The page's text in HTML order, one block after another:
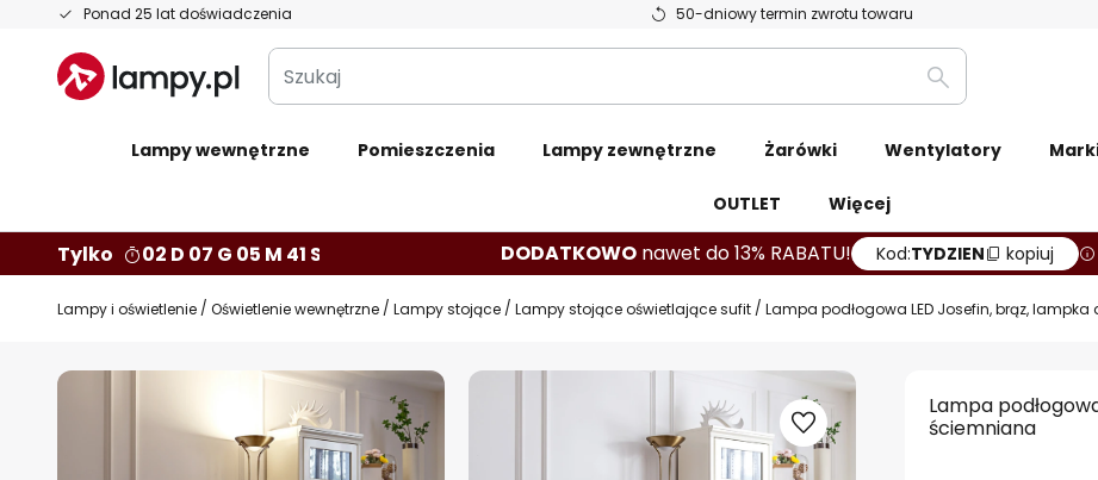
Ponad 25 lat doświadczenia 50-dniowy termin zwrotu towaru
Przejdź
treści
Szukaj
Szukaj
Lampy wewnętrzne Pomieszczenia Lampy zewnętrzne Żarówki Wentylatory
OUTLET Więcej
Tylko 02 D 07 G 05 M 40 S DODATKOWO nawet do 13% RABATU! Kod:TYDZIEN kopiuj
Lampy i oświetlenie Oświetlenie wewnętrzne Lampy stojące Lampy stojące oświetlające sufit Lampa podłogowa LED Josefin, brąz,
Przejdź
Lampa
ściemniana